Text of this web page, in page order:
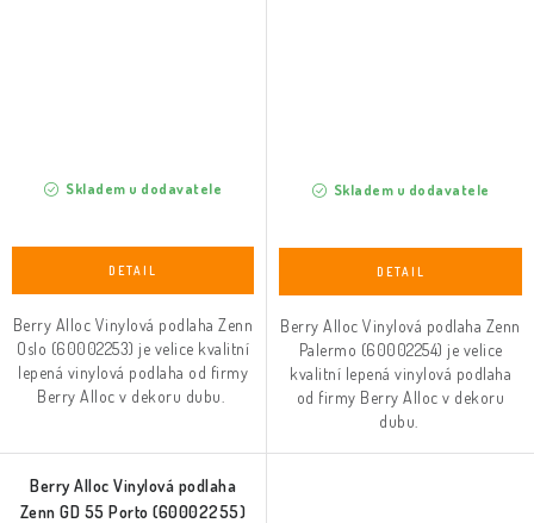
Skladem u dodavatele
Berry Alloc Vinylová podlaha Zenn
Oslo (60002253) je velice kvalitní
lepená vinylová podlaha od firmy
Berry Alloc v dekoru dubu.
Skladem u dodavatele
Berry Alloc Vinylová podlaha Zenn
Palermo (60002254) je velice
kvalitní lepená vinylová podlaha
od firmy Berry Alloc v dekoru
dubu.
Berry Alloc Vinylová podlaha
Zenn GD 55 Porto (60002255)